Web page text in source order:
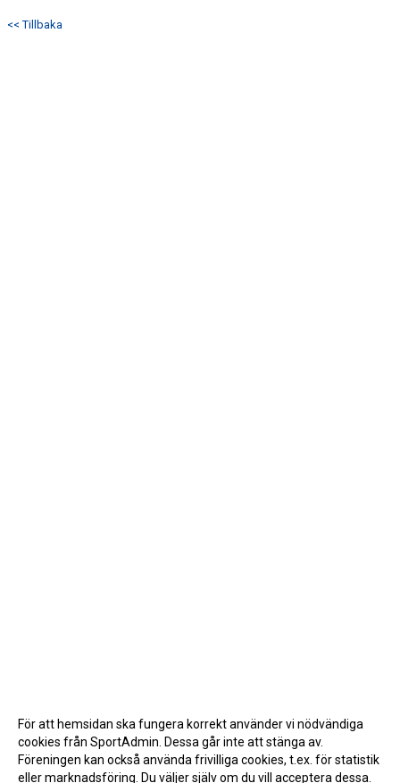
KONTAKT
<< Tillbaka
För att hemsidan ska fungera korrekt använder vi nödvändiga
cookies från SportAdmin. Dessa går inte att stänga av.
Föreningen kan också använda frivilliga cookies, t.ex. för statistik
eller marknadsföring. Du väljer själv om du vill acceptera dessa.